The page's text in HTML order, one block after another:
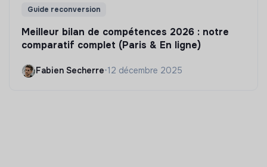
Guide reconversion
Meilleur bilan de compétences 2026 : notre
comparatif complet (Paris & En ligne)
Fabien Secherre•12 décembre 2025